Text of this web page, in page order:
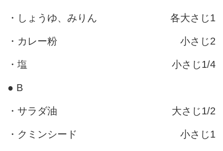
・しょうゆ、みりん 各大さじ1
・カレー粉 小さじ2
・塩 小さじ1/4
● B
・サラダ油 大さじ1/2
・クミンシード 小さじ1